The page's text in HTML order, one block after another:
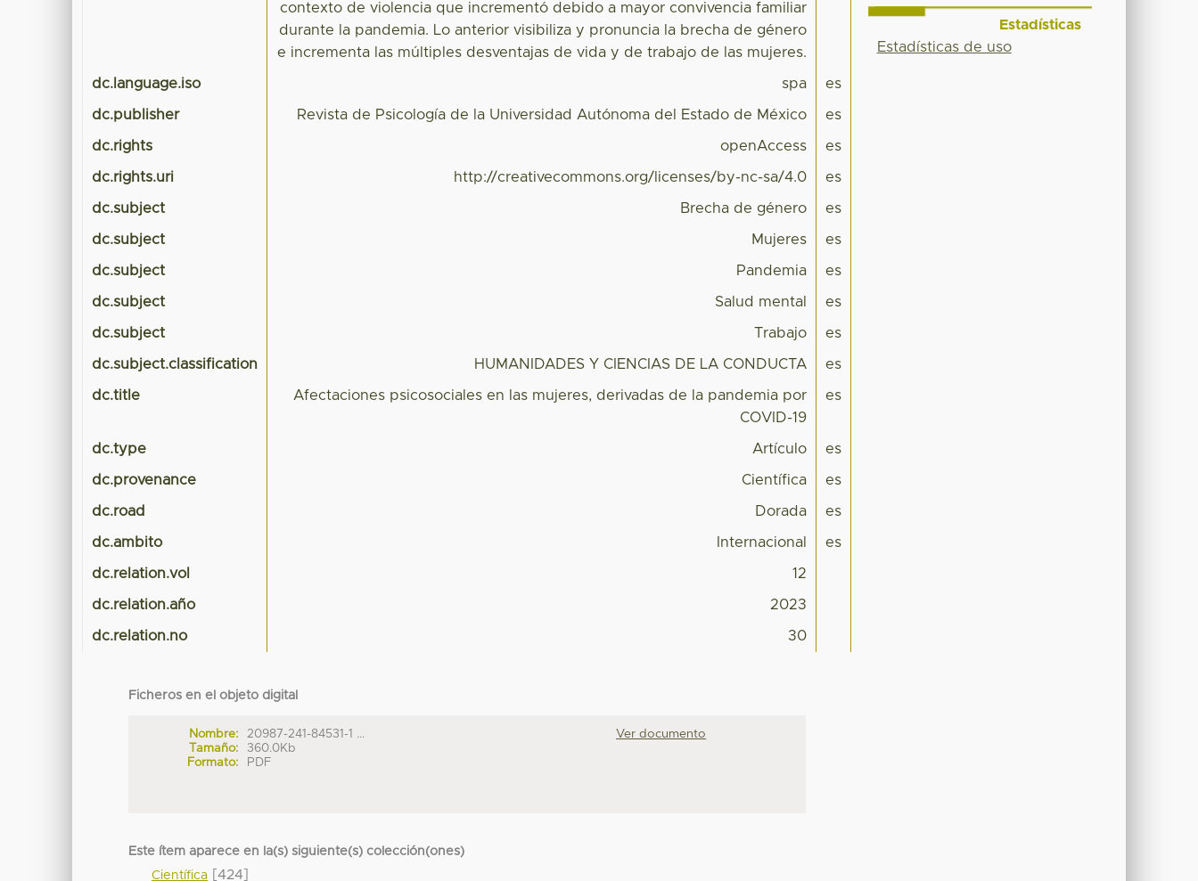
contexto de violencia que incrementó debido a mayor convivencia familiar
durante la pandemia. Lo anterior visibiliza y pronuncia la brecha de género
e incrementa las múltiples desventajas de vida y de trabajo de las mujeres.
dc.language.iso spa es
dc.publisher Revista de Psicología de la Universidad Autónoma del Estado de México es
dc.rights openAccess es
dc.rights.uri http://creativecommons.org/licenses/by-nc-sa/4.0 es
dc.subject Brecha de género es
dc.subject Mujeres es
dc.subject Pandemia es
dc.subject Salud mental es
dc.subject Trabajo es
dc.subject.classification HUMANIDADES Y CIENCIAS DE LA CONDUCTA es
dc.title
Afectaciones psicosociales en las mujeres, derivadas de la pandemia por
COVID-19
es
dc.type Artículo es
dc.provenance Científica es
dc.road Dorada es
dc.ambito Internacional es
dc.relation.vol 12
dc.relation.año 2023
dc.relation.no 30
Ficheros en el objeto digital
Nombre:
20987-241-84531-1 ...
Tamaño:
360.0Kb
Formato:
PDF
Ver documento
Este ítem aparece en la(s) siguiente(s) colección(ones)
Científica [424]
Estadísticas
Estadísticas de uso